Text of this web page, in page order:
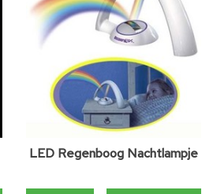
LED Regenboog Nachtlampje